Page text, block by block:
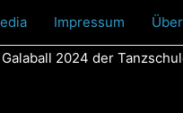
Impressum
Galaball 2024 der